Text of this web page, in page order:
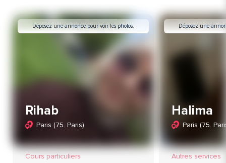
Déposez une annonce pour voir les photos.
Rihab
Paris (75. Paris)
Cours particuliers
Déposez une
Halima
Paris (75.
Autres services